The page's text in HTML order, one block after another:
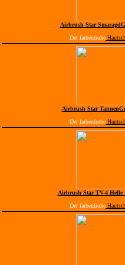
Airbrush Star
Der farbenfrohe
Airbrush Star
Der farbenfrohe
Airbrush Star TV-4 Helle
Der farbenfrohe